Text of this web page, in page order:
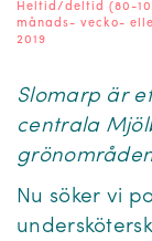
Heltid/deltid (80-
månads- vecko-
2019
Slomarp är
centrala
Nu söker vi